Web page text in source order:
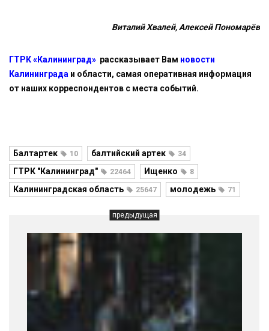
Виталий Хвалей, Алексей Пономарёв
ГТРК «Калининград» рассказывает Вам новости
Калининграда и области, самая оперативная информация
от наших корреспондентов с места событий.
Балтартек 10 балтийский артек 34
ГТРК "Калининград" 22464 Ищенко 8
Калининградская область 25647 молодежь 71
предыдущая